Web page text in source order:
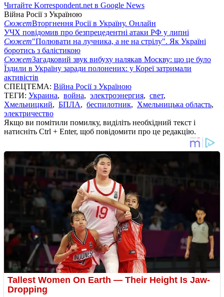
Читайте Korrespondent.net в Google News
Війна Росії з Україною
СюжетВторгнення Росії в Україну. Онлайн
УЧХ повідомив про безпрецедентні атаки РФ у липні
Сюжет"Полювати на лучника, а не на стрілу". Як Україні
боротись з балістикою
СюжетЗагадковий звук вибуху налякав Москву: що це було
Їздили в Україну заради полонених: у Кореї затримали
активістів
СПЕЦТЕМА: Війна Росії з Україною
ТЕГИ: Украина, война, электроэнергия, свет,
Хмельницкий, БПЛА, беспилотник, Хмельницька область,
электричество
Якщо ви помітили помилку, виділіть необхідний текст і
натисніть Ctrl + Enter, щоб повідомити про це редакцію.